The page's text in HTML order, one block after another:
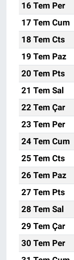
16 Tem Per
17 Tem Cum
18 Tem Cts
19 Tem Paz
20 Tem Pts
21 Tem Sal
22 Tem Çar
23 Tem Per
24 Tem Cum
25 Tem Cts
26 Tem Paz
27 Tem Pts
28 Tem Sal
29 Tem Çar
30 Tem Per